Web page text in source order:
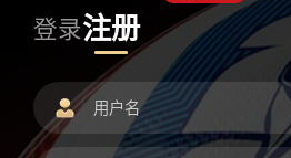
登录注册